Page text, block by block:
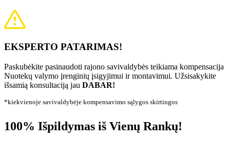
EKSPERTO PATARIMAS!
Paskubėkite pasinaudoti rajono savivaldybės teikiama kompensacija
Nuotekų valymo įrenginių įsigyjimui ir montavimui. Užsisakykite
išsamią konsultaciją jau DABAR!
*kiekvienoje savivaldybėje kompensavimo sąlygos skirtingos
100% Išpildymas iš Vienų Rankų!